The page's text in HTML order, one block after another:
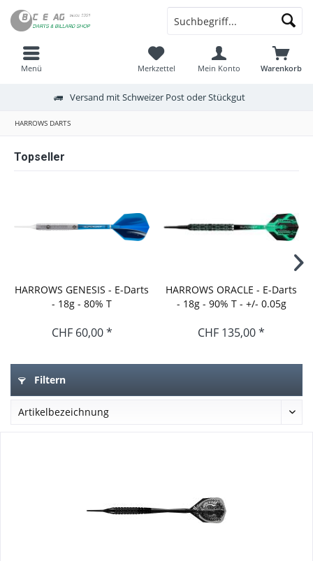
Menü Warenkorb
Merkzettel Mein Konto
Versand mit Schweizer Post oder Stückgut
HARROWS DARTS
Topseller
HARROWS GENESIS - E-Darts
- 18g - 80% T
CHF 60,00 *
HARROWS ORACLE - E-Darts
- 18g - 90% T - +/- 0.05g
CHF 135,00 *
Filtern